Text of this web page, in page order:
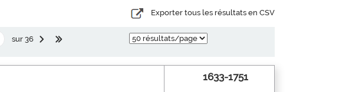
Exporter tous les résultats en CSV
sur 36
1633-1751